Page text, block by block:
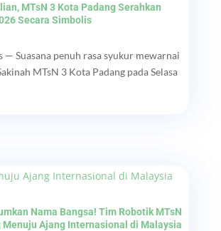
MTsN 3 Kota Padang Serahkan
Secara Simbolis
— Suasana penuh rasa syukur mewarnai
MTsN 3 Kota Padang pada Selasa
Nama Bangsa! Tim Robotik MTsN
Menuju Ajang Internasional di Malaysia